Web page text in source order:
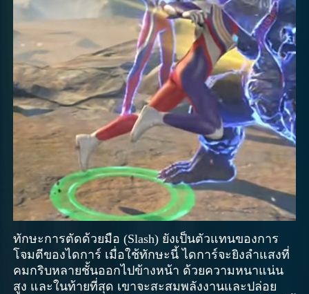
ทักษะการตัดด้วยมือ (Slash) ยังเป็นตัวแทนของการ
โจมตีของไดการ์ เมื่อใช้ทักษะนี้ ไดการ์จะยิงลำแสงที่
คมกริบหลายชั้นออกไปข้างหน้า ด้วยความหนาแน่น
สูง และในท้ายที่สุด เขาจะสะสมพลังงานและปล่อย